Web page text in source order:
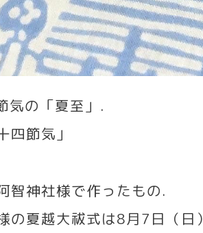
気の「夏至」 .
四節気」
智神社様で作ったもの.
の夏越大祓式は8月7 日（日）